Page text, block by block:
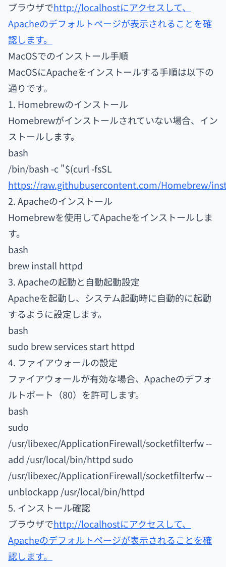
ブラウザでhttp://localhostにアクセスして、
Apacheのデフォルトページが表示されることを確
認します。
MacOSでのインストール手順
MacOSにApacheをインストールする手順は以下の
通りです。
1. Homebrewのインストール
Homebrewがインストールされていない場合、イン
ストールします。
bash
/bin/bash -c "$(curl -fsSL
https://raw.githubusercontent.com/Homebrew/
2. Apacheのインストール
Homebrewを使用してApacheをインストールしま
す。
bash
brew install httpd
3. Apacheの起動と自動起動設定
Apacheを起動し、システム起動時に自動的に起動
するように設定します。
bash
sudo brew services start httpd
4. ファイアウォールの設定
ファイアウォールが有効な場合、Apacheのデフォ
ルトポート（80）を許可します。
bash
sudo
/usr/libexec/ApplicationFirewall/socketfilterfw --
add /usr/local/bin/httpd sudo
/usr/libexec/ApplicationFirewall/socketfilterfw --
unblockapp /usr/local/bin/httpd
5. インストール確認
ブラウザでhttp://localhostにアクセスして、
Apacheのデフォルトページが表示されることを確
認します。